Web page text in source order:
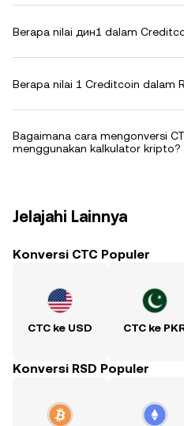
Berapa nilai дин1 dalam
Berapa nilai 1 Creditcoin dalam
Bagaimana cara mengonversi
menggunakan kalkulator kripto?
Jelajahi Lainnya
Konversi CTC Populer
CTC ke USD CTC ke
Konversi RSD Populer